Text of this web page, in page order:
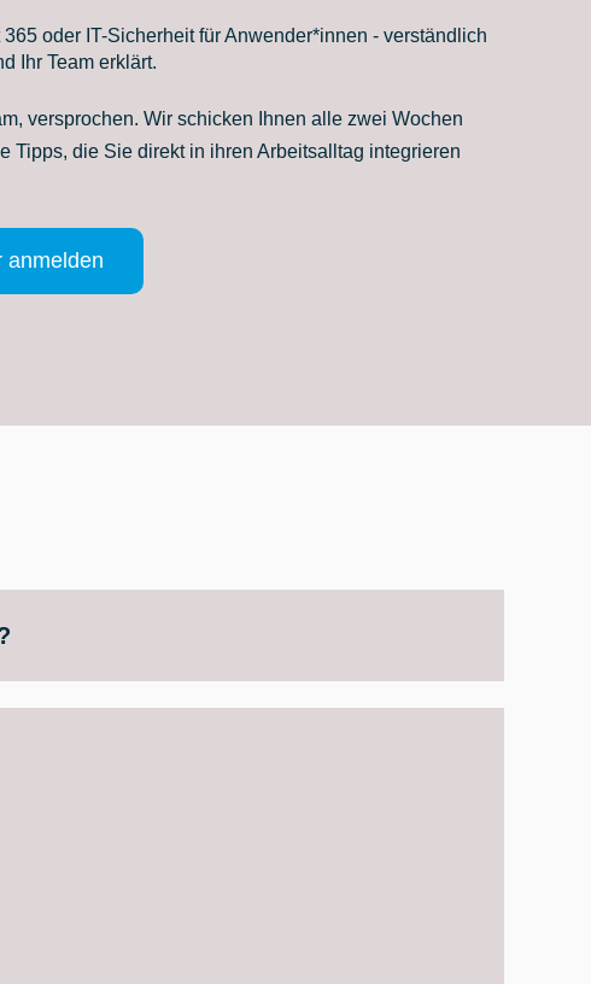
365 oder IT-Sicherheit für Anwender*innen - verständlich
Ihr Team erklärt.
versprochen. Wir schicken Ihnen alle zwei Wochen
Tipps, die Sie direkt in ihren Arbeitsalltag integrieren
anmelden